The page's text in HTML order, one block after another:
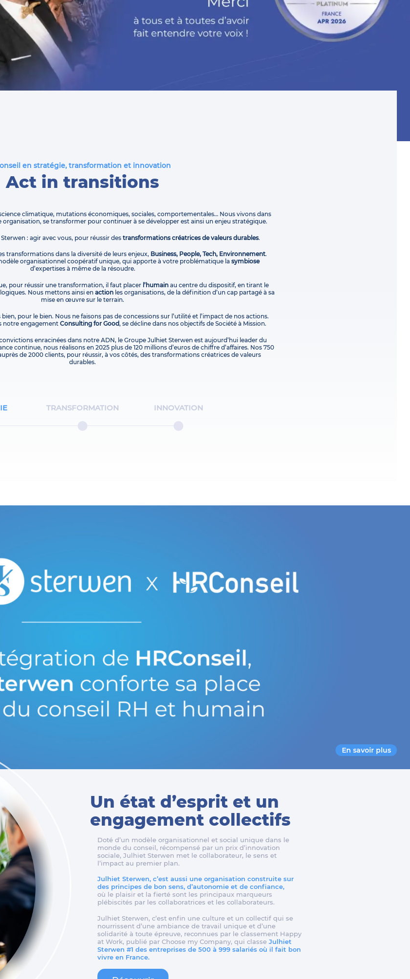
en stratégie, transformation et innovation
Act in transitions
climatique, mutations économiques, sociales, comportementales… Nous vivons dans
organisation, se transformer pour continuer à se développer est ainsi un enjeu stratégique.
: agir avec vous, pour réussir des transformations créatrices de valeurs durables.
transformations dans la diversité de leurs enjeux, Business, People, Tech, Environnement.
organisationnel coopératif unique, qui apporte à votre problématique la symbiose
d’expertises à même de la résoudre.
pour réussir une transformation, il faut placer l’humainau centre du dispositif, en tirant le
Nous mettons ainsi enactionles organisations, de la définition d’un cap partagé à sa
mise en œuvre sur le terrain.
pour le bien. Nous ne faisons pas de concessions sur l’utilité et l’impact de nos actions.
notre engagement Consulting for Good, se décline dans nos objectifs de Société à Mission.
enracinées dans notre ADN, le Groupe Julhiet Sterwen est aujourd’hui leader du
continue, nous réalisons en 2025 plus de 120 millions d’euros de chiffre d’affaires. Nos 750
de 2000 clients, pour réussir, à vos côtés, des transformations créatrices de valeurs
durables.
TRANSFORMATION INNOVATION
En savoir plus
Un état d’esprit et un
engagement collectifs
Doté d’un modèle organisationnel et social unique dans le
monde du conseil, récompensé par un prix d’innovation
sociale, Julhiet Sterwen met le collaborateur, le sens et
l’impact au premier plan.
Julhiet Sterwen, c’est aussi une organisation construite sur
des principes de bon sens, d’autonomie et de confiance,
où le plaisir et la fierté sont les principaux marqueurs
plébiscités par les collaboratrices et les collaborateurs.
Julhiet Sterwen, c’est enfin une culture et un collectif qui se
nourrissent d’une ambiance de travail unique et d’une
solidarité à toute épreuve, reconnues par le classement Happy
at Work, publié par Choose my Company, qui classe Julhiet
Sterwen #1 des entreprises de 500 à 999 salariés où il fait bon
vivre en France.